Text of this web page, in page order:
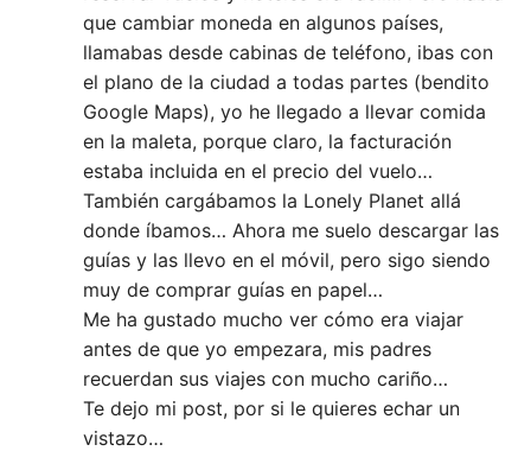
que cambiar moneda en algunos países,
llamabas desde cabinas de teléfono, ibas con
el plano de la ciudad a todas partes (bendito
Google Maps), yo he llegado a llevar comida
en la maleta, porque claro, la facturación
estaba incluida en el precio del vuelo…
También cargábamos la Lonely Planet allá
donde íbamos… Ahora me suelo descargar las
guías y las llevo en el móvil, pero sigo siendo
muy de comprar guías en papel…
Me ha gustado mucho ver cómo era viajar
antes de que yo empezara, mis padres
recuerdan sus viajes con mucho cariño…
Te dejo mi post, por si le quieres echar un
vistazo…